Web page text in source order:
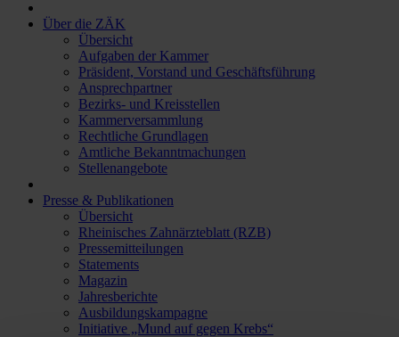
Über die ZÄK
Übersicht
Aufgaben der Kammer
Präsident, Vorstand und Geschäftsführung
Ansprechpartner
Bezirks- und Kreisstellen
Kammerversammlung
Rechtliche Grundlagen
Amtliche Bekanntmachungen
Stellenangebote
Presse & Publikationen
Übersicht
Rheinisches Zahnärzteblatt (RZB)
Pressemitteilungen
Statements
Magazin
Jahresberichte
Ausbildungskampagne
Initiative „Mund auf gegen Krebs“